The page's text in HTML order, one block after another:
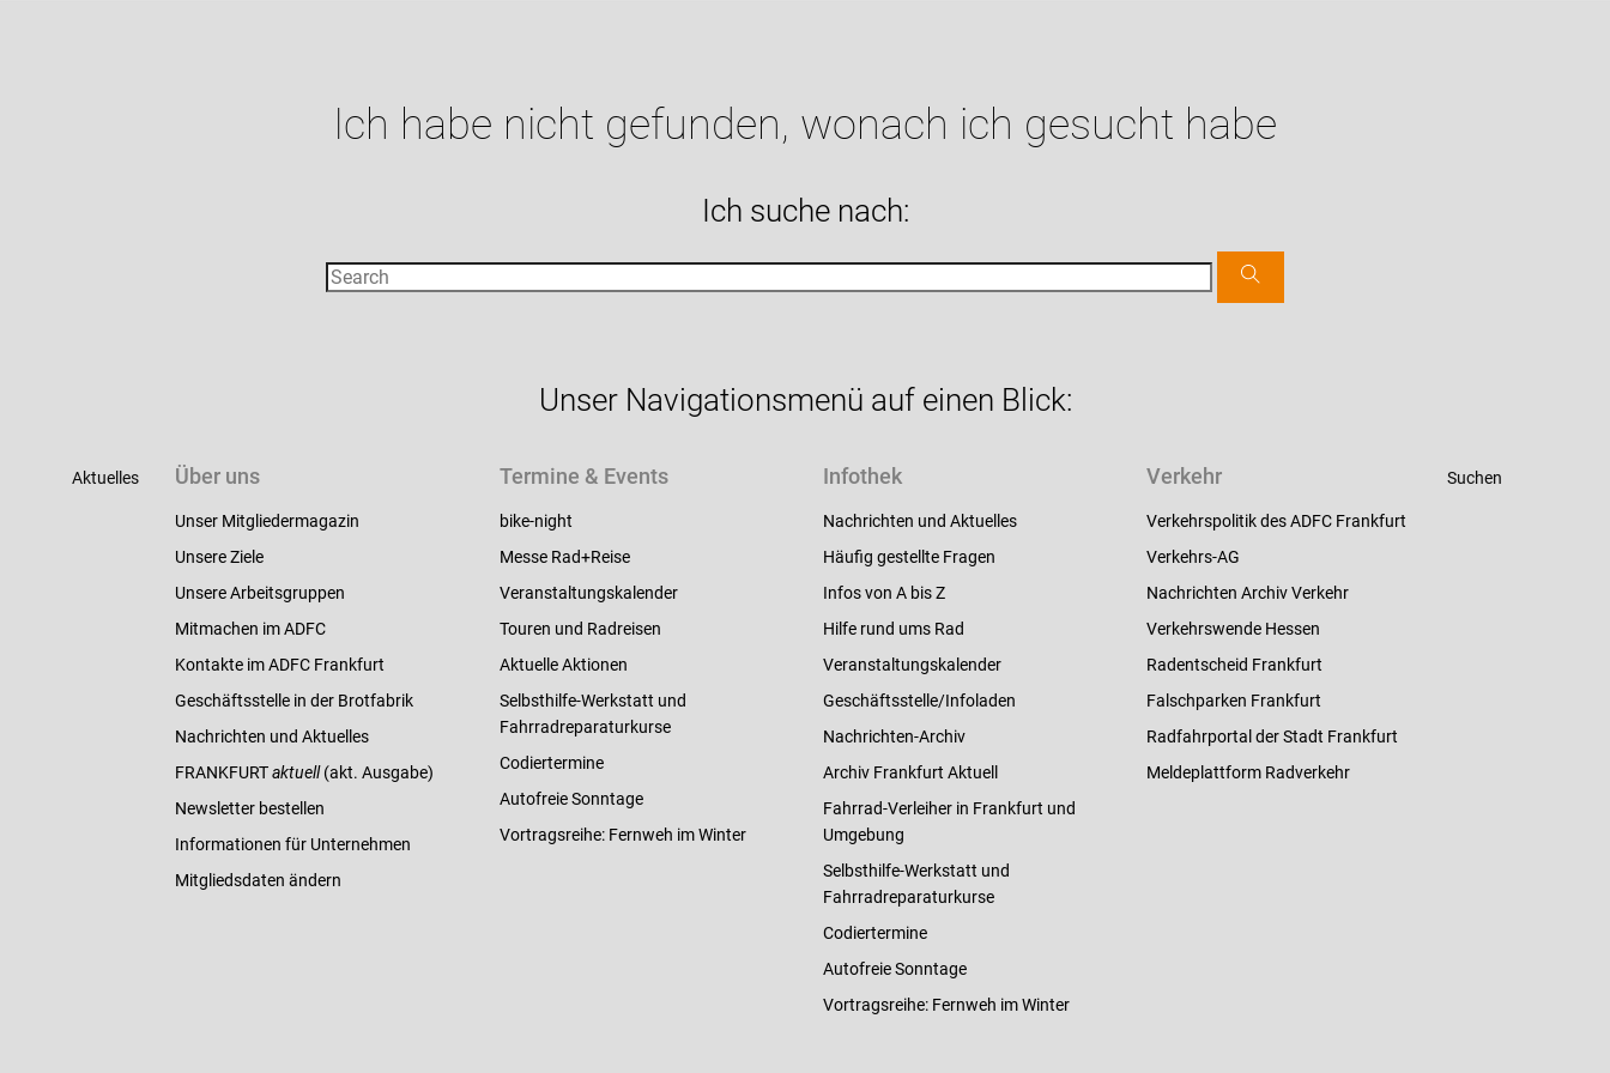
Ich habe nicht gefunden, wonach ich gesucht habe
Ich suche nach:
Unser Navigationsmenü auf einen Blick:
Aktuelles Über uns
Unser Mitgliedermagazin
Unsere Ziele
Unsere Arbeitsgruppen
Mitmachen im ADFC
Kontakte im ADFC Frankfurt
Geschäftsstelle in der Brotfabrik
Nachrichten und Aktuelles
FRANKFURTaktuell(akt. Ausgabe)
Newsletter bestellen
Informationen für Unternehmen
Mitgliedsdaten ändern
Termine & Events
bike-night
Messe Rad+Reise
Veranstaltungskalender
Touren und Radreisen
Aktuelle Aktionen
Selbsthilfe-Werkstatt und
Fahrradreparaturkurse
Codiertermine
Autofreie Sonntage
Vortragsreihe: Fernweh im Winter
Infothek
Nachrichten und Aktuelles
Häufig gestellte Fragen
Infos von A bis Z
Hilfe rund ums Rad
Veranstaltungskalender
Geschäftsstelle/Infoladen
Nachrichten-Archiv
Archiv Frankfurt Aktuell
Fahrrad-Verleiher in Frankfurt und
Umgebung
Selbsthilfe-Werkstatt und
Fahrradreparaturkurse
Codiertermine
Autofreie Sonntage
Vortragsreihe: Fernweh im Winter
Verkehr
Verkehrspolitik des ADFC Frankfurt
Verkehrs-AG
Nachrichten Archiv Verkehr
Verkehrswende Hessen
Radentscheid Frankfurt
Falschparken Frankfurt
Radfahrportal der Stadt Frankfurt
Meldeplattform Radverkehr
Suchen